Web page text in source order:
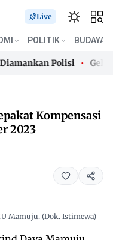
Live
POLITIK BUDAYA
Polisi
Polisi
Kompensasi
2023
Mamuju. (Dok. Istimewa)